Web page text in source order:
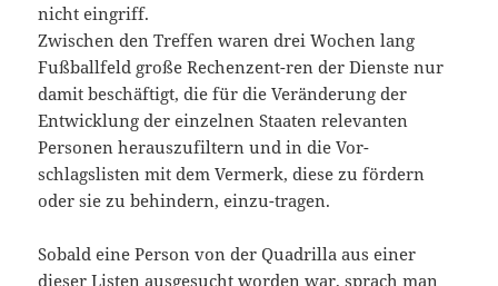
nicht eingriff.
Zwischen den Treffen waren drei Wochen lang
Fußballfeld große Rechenzent-ren der Dienste nur
damit beschäftigt, die für die Veränderung der
Entwicklung der einzelnen Staaten relevanten
Personen herauszufiltern und in die Vor-
schlagslisten mit dem Vermerk, diese zu fördern
oder sie zu behindern, einzu-tragen.
Sobald eine Person von der Quadrilla aus einer
dieser Listen ausgesucht worden war, sprach man